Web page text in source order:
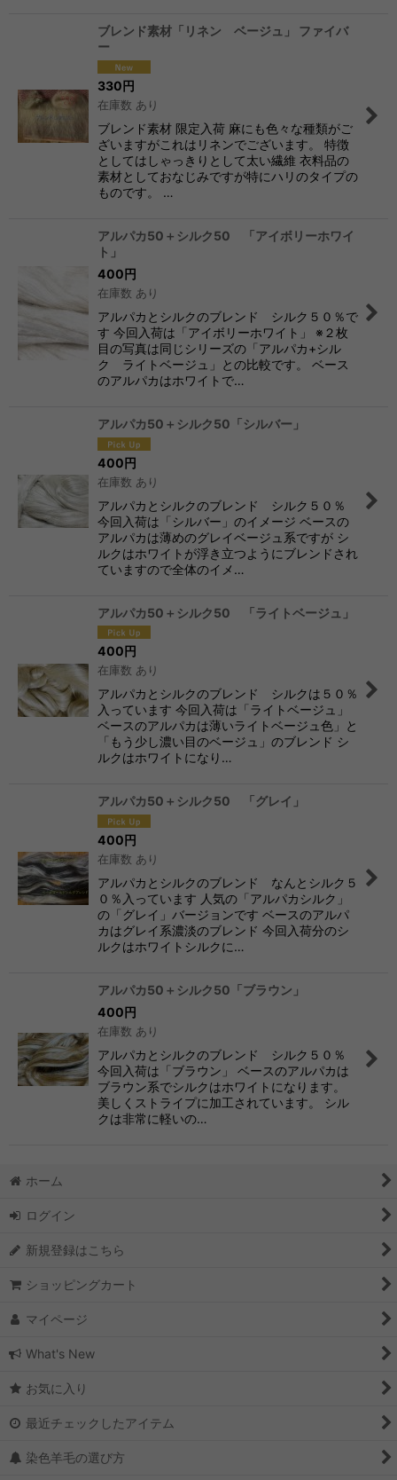
ブレンド素材「リネン ベージュ」 ファイバ
ー
330円
在庫数 あり
ブレンド素材 限定入荷 麻にも色々な種類がご
ざいますがこれはリネンでございます。 特徴
としてはしゃっきりとして太い繊維 衣料品の
素材としておなじみですが特にハリのタイプの
ものです。 …
アルパカ50＋シルク50 「アイボリーホワイ
ト」
400円
在庫数 あり
アルパカとシルクのブレンド シルク５０％で
す 今回入荷は「アイボリーホワイト」 ※２枚
目の写真は同じシリーズの「アルパカ+シル
ク ライトベージュ」との比較です。 ベース
のアルパカはホワイトで…
アルパカ50＋シルク50「シルバー」
400円
在庫数 あり
アルパカとシルクのブレンド シルク５０％
今回入荷は「シルバー」のイメージ ベースの
アルパカは薄めのグレイベージュ系ですが シ
ルクはホワイトが浮き立つようにブレンドされ
ていますので全体のイメ…
アルパカ50＋シルク50 「ライトベージュ」
400 円
在庫数 あり
アルパカとシルクのブレンド シルクは５０％
入っています 今回入荷は「ライトベージュ」
ベースのアルパカは薄いライトベージュ色」と
「もう少し濃い目のベージュ」のブレンド シ
ルクはホワイトになり…
アルパカ50＋シルク50 「グレイ」
400円
在庫数 あり
アルパカとシルクのブレンド なんとシルク５
０％入っています 人気の「アルパカシルク」
の「グレイ」バージョンです ベースのアルパ
カはグレイ系濃淡のブレンド 今回入荷分のシ
ルクはホワイトシルクに…
アルパカ50＋シルク50「ブラウン」
400円
在庫数 あり
アルパカとシルクのブレンド シルク５０％
今回入荷は「ブラウン」 ベースのアルパカは
ブラウン系でシルクはホワイトになります。
美しくストライプに加工されています。 シル
クは非常に軽いの…
ホーム
ログイン
新規登録はこちら
ショッピングカート
マイページ
What's New
お気に入り
最近チェックしたアイテム
染色羊毛の選び方